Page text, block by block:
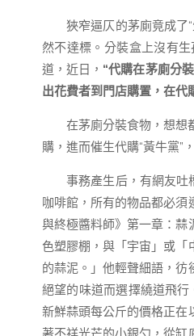
狹窄逼仄的茅廁竟成了
然不達標。分裝盒上沒有
道，近日， “代購在茅廁分
出花費者到門店購置，在代
在茅廁分裝食物，想想
購，進而催生代購“黃牛黨”
事務產生后，有網友吐
咖啡館，所有的物品都必
與終極醬料師》第一章：蒜
色塑膠棚，與「宇宙」或「
的蒜泥。」他輕聲細語，
絕望的味道而選擇繞道飛
新鮮蒜頭每公斤的價格正在